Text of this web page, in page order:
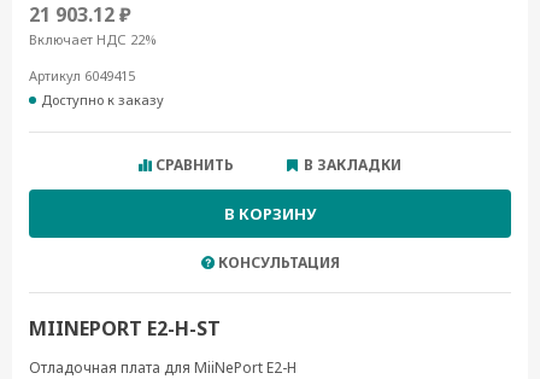
21 903.12 ₽
Включает НДС 22%
Артикул 6049415
Доступно к заказу
СРАВНИТЬ В ЗАКЛАДКИ
В КОРЗИНУ
КОНСУЛЬТАЦИЯ
MIINEPORT E2-H-ST
Отладочная плата для MiiNePort E2-H